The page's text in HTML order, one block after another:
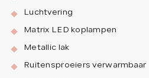
Luchtvering
Matrix LED koplampen
Metallic lak
Ruitensproeiers verwarmbaar